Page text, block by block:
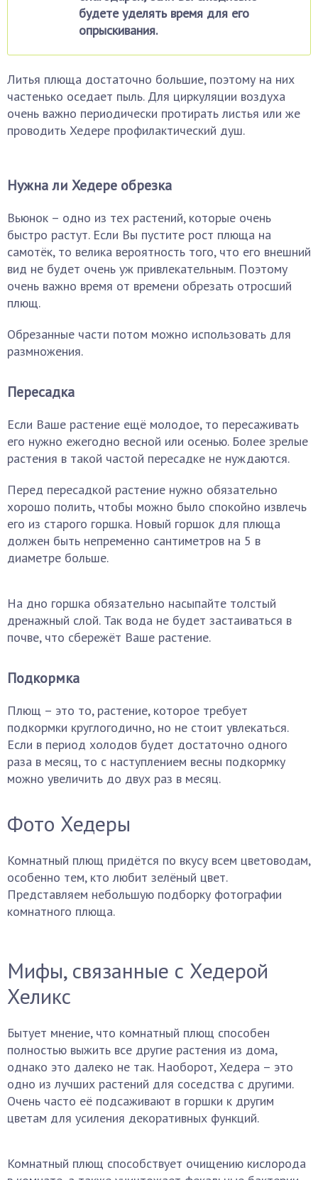
будете уделять время для его
опрыскивания.
Литья плюща достаточно большие, поэтому на них
частенько оседает пыль. Для циркуляции воздуха
очень важно периодически протирать листья или же
проводить Хедере профилактический душ.
Нужна ли Хедере обрезка
Вьюнок – одно из тех растений, которые очень
быстро растут. Если Вы пустите рост плюща на
самотёк, то велика вероятность того, что его внешний
вид не будет очень уж привлекательным. Поэтому
очень важно время от времени обрезать отросший
плющ.
Обрезанные части потом можно использовать для
размножения.
Пересадка
Если Ваше растение ещё молодое, то пересаживать
его нужно ежегодно весной или осенью. Более зрелые
растения в такой частой пересадке не нуждаются.
Перед пересадкой растение нужно обязательно
хорошо полить, чтобы можно было спокойно извлечь
его из старого горшка. Новый горшок для плюща
должен быть непременно сантиметров на 5 в
диаметре больше.
На дно горшка обязательно насыпайте толстый
дренажный слой. Так вода не будет застаиваться в
почве, что сбережёт Ваше растение.
Подкормка
Плющ – это то, растение, которое требует
подкормки круглогодично, но не стоит увлекаться.
Если в период холодов будет достаточно одного
раза в месяц, то с наступлением весны подкормку
можно увеличить до двух раз в месяц.
Фото Хедеры
Комнатный плющ придётся по вкусу всем цветоводам,
особенно тем, кто любит зелёный цвет.
Представляем небольшую подборку фотографии
комнатного плюща.
Мифы, связанные с Хедерой
Хеликс
Бытует мнение, что комнатный плющ способен
полностью выжить все другие растения из дома,
однако это далеко не так. Наоборот, Хедера – это
одно из лучших растений для соседства с другими.
Очень часто её подсаживают в горшки к другим
цветам для усиления декоративных функций.
Комнатный плющ способствует очищению кислорода